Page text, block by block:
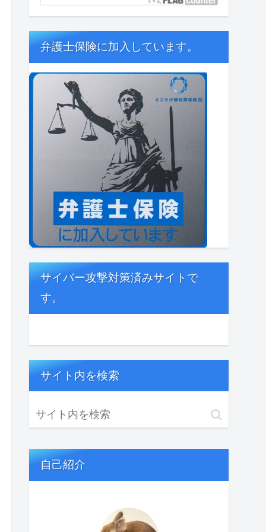
弁護士保険に加入しています。
サイバー攻撃対策済みサイトで
す。
サイト内を検索
自己紹介